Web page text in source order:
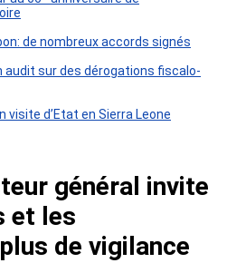
de nombreux accords signés
audit sur des dérogations fiscalo-
visite d’Etat en Sierra Leone
général invite
et les
de vigilance